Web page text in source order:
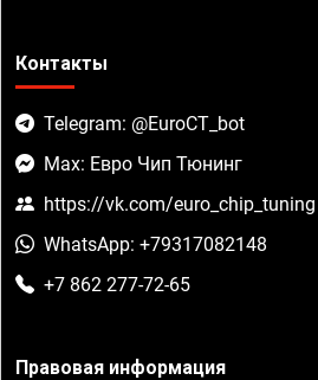
Контакты
Telegram: @EuroCT_bot
Max: Евро Чип Тюнинг
https://vk.com/euro_chip_tuning
WhatsApp: +79317082148
+7 862 277-72-65
Правовая информация